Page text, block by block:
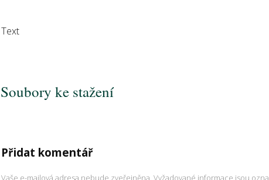
Text
Soubory ke stažení
Přidat komentář
Vaše e-mailová adresa nebude zveřejněna. Vyžadované informace jsou